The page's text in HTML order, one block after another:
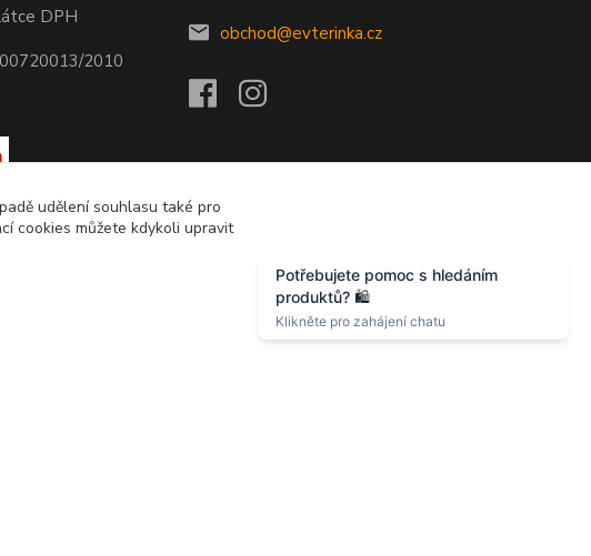
DPH
2010
obchod@evterinka.cz
udělení souhlasu také pro
cookies můžete kdykoli upravit